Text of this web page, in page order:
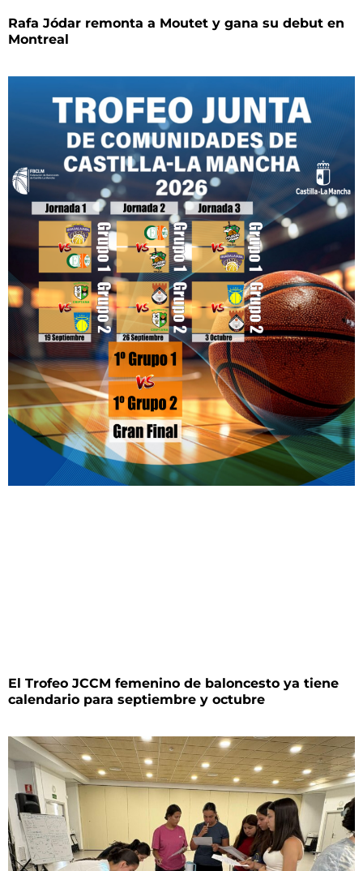
Rafa Jódar remonta a Moutet y gana su debut en
Montreal
El Trofeo JCCM femenino de baloncesto ya tiene
calendario para septiembre y octubre